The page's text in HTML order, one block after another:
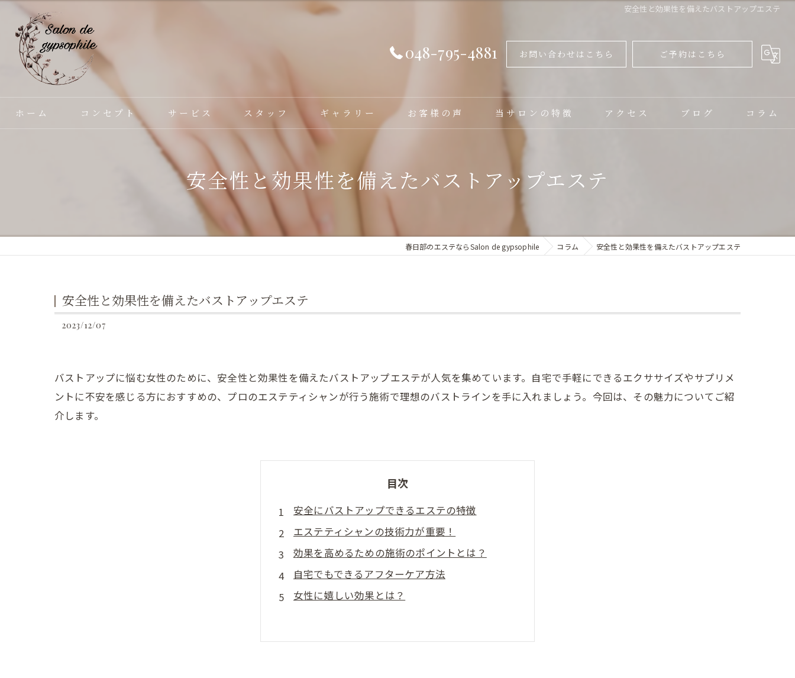
安全性と効果性を備えたバストアップエステ
048-795-4881 お問い合わせはこちら ご予約はこちら
ホーム コンセプト サービス スタッフ ギャラリー お客様の声 当サロンの特徴
バストアップ
毛穴洗浄
アクセス ブログ コラム
安全性と効果性を備えたバストアップエステ
春日部のエステならSalon de gypsophile コラム 安全性と効果性を備えたバストアップエステ
安全性と効果性を備えたバストアップエステ
2023/12/07
バストアップに悩む女性のために、安全性と効果性を備えたバストアップエステが人気を集めています。自宅で手軽にできるエクササイズやサプリメ
ントに不安を感じる方におすすめの、プロのエステティシャンが行う施術で理想のバストラインを手に入れましょう。今回は、その魅力についてご紹
介します。
目次
安全にバストアップできるエステの特徴
エステティシャンの技術力が重要！
効果を高めるための施術のポイントとは？
自宅でもできるアフターケア方法
女性に嬉しい効果とは？